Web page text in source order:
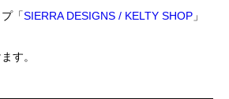
「SIERRA DESIGNS / KELTY SHOP 」
す。